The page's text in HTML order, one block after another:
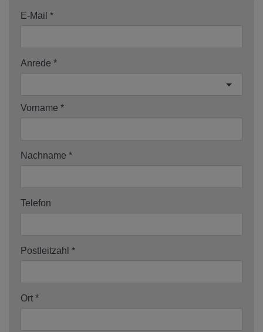
E-Mail
Anrede
Vorname
Nachname
Telefon
Postleitzahl
Ort